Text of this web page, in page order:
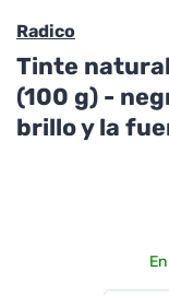
Radico
Tinte
(100 g) -
brillo y la